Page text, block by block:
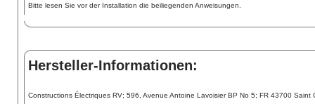
Bitte lesen Sie vor der Installation die beiliegenden Anweisungen.
Hersteller-Informationen:
Constructions Électriques RV; 596, Avenue Antoine Lavoisier BP No 5; FR 43700 Saint